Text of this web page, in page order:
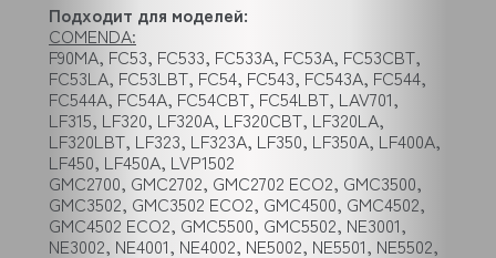
Подходит для моделей:
COMENDA:
F90MA, FC53, FC533, FC533A, FC53A, FC53CBT,
FC53LA, FC53LBT, FC54, FC543, FC543A, FC544,
FC544A, FC54A, FC54CBT, FC54LBT, LAV701,
LF315, LF320, LF320A, LF320CBT, LF320LA,
LF320LBT, LF323, LF323A, LF350, LF350A, LF400A,
LF450, LF450A, LVP1502
GMC2700, GMC2702, GMC2702 ECO2, GMC3500,
GMC3502, GMC3502 ECO2, GMC4500, GMC4502,
GMC4502 ECO2, GMC5500, GMC5502, NE3001,
NE3002, NE4001, NE4002, NE5002, NE5501, NE5502,